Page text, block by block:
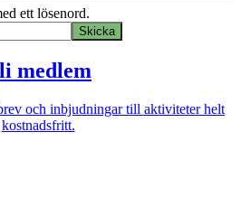
ett lösenord.
medlem
och inbjudningar till aktiviteter helt
kostnadsfritt.